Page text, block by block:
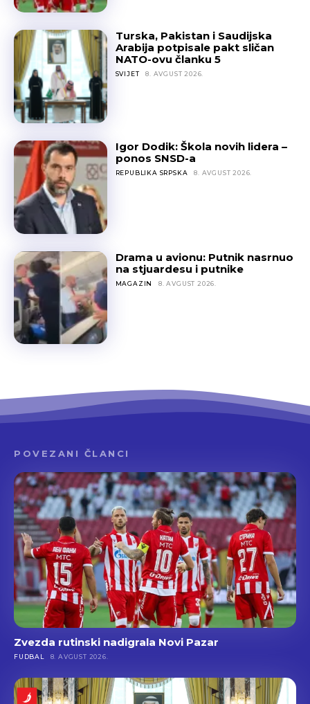
Turska, Pakistan i Saudijska
Arabija potpisale pakt sličan
NATO-ovu članku 5
SVIJET 8. AVGUST 2026.
Igor Dodik: Škola novih lidera –
ponos SNSD-a
REPUBLIKA SRPSKA 8. AVGUST 2026.
Drama u avionu: Putnik nasrnuo
na stjuardesu i putnike
MAGAZIN 8. AVGUST 2026.
POVEZANI ČLANCI
Zvezda rutinski nadigrala Novi Pazar
FUDBAL 8. AVGUST 2026.